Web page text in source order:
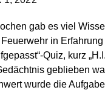
gab es viel
in
Quiz, kurz
geblieben
wurde die